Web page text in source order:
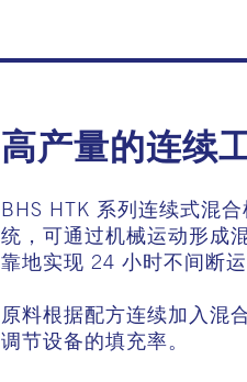
高产量的连续
BHS HTK 系列连续式混
统，可通过机械运动形成
靠地实现 24 小时不间断
原料根据配方连续加入混
调节设备的填充率。